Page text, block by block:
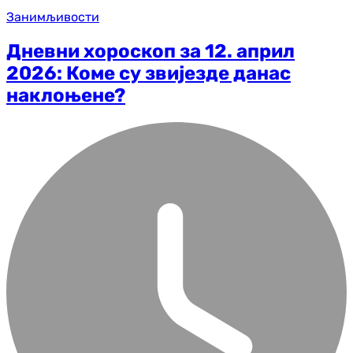
Занимљивости
Дневни хороскоп за 12. април
2026: Коме су звијезде данас
наклоњене?